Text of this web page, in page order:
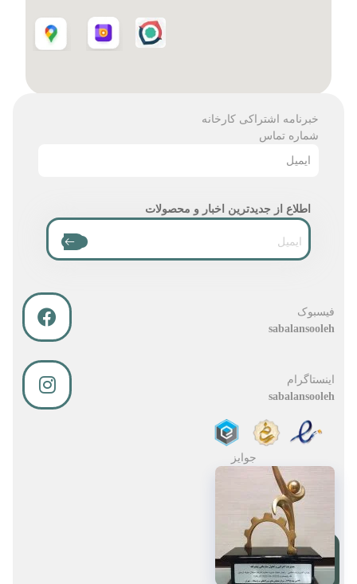
خبرنامه اشتراکی کارخانه
شماره تماس
ایمیل
اطلاع از جدیدترین اخبار و محصولات
فیسبوک
sabalansooleh
اینستاگرام
sabalansooleh
جوایز